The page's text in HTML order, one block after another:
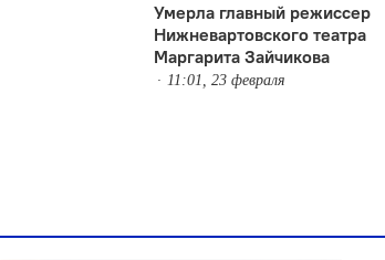
Умерла главный режиссер
Нижневартовского театра
Маргарита Зайчикова
11:01, 23 февраля